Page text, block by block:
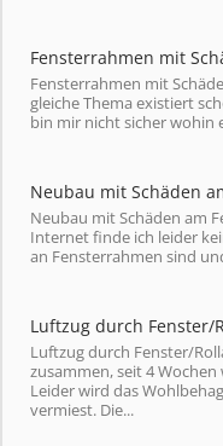
Fensterrahmen mit
Fensterrahmen mit
gleiche Thema existiert
bin mir nicht sicher wohin
Neubau mit Schäden
Neubau mit Schäden am
Internet finde ich leider
an Fensterrahmen sind
Luftzug durch Fenster/
Luftzug durch Fenster/
zusammen, seit 4
Leider wird das
vermiest. Die...